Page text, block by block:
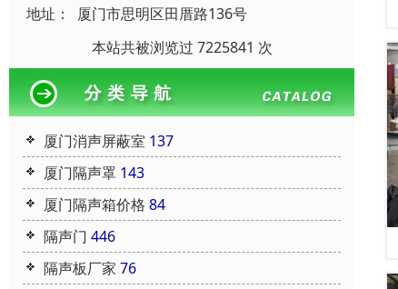
地址：
厦门市思明区田厝路136号
本站共被浏览过 7225841 次
厦门消声屏蔽室 137
厦门隔声罩 143
厦门隔声箱价格 84
隔声门 446
隔声板厂家 76